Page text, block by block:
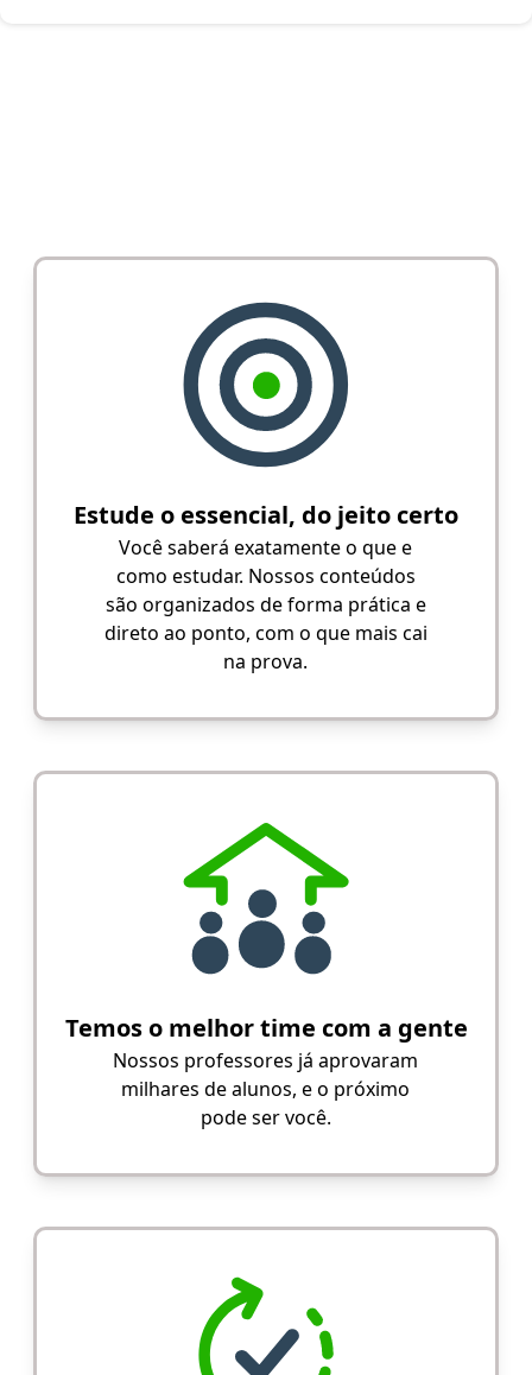
Estude o essencial, do jeito certo
Você saberá exatamente o que e
como estudar. Nossos conteúdos
são organizados de forma prática e
direto ao ponto, com o que mais cai
na prova.
Temos o melhor time com a gente
Nossos professores já aprovaram
milhares de alunos, e o próximo
pode ser você.